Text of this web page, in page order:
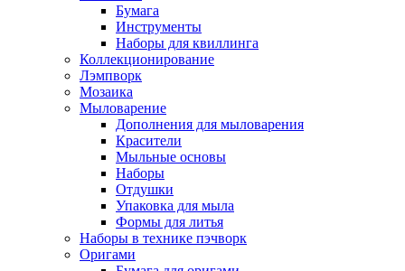
Бумага
Инструменты
Наборы для квиллинга
Коллекционирование
Лэмпворк
Мозаика
Мыловарение
Дополнения для мыловарения
Красители
Мыльные основы
Наборы
Отдушки
Упаковка для мыла
Формы для литья
Наборы в технике пэчворк
Оригами